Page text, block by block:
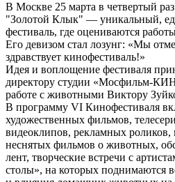
В Москве 25 марта в четвертый
"Золотой Клык" — уникальный,
фестиваль, где оцениваются
Его девизом стал лозунг: «Мы
здравствует кинофестиваль!»
Идея и воплощение фестиваля
директору студии «Мосфильм-
работе с животными Виктору
В программу VI Кинофестиваля
художественных фильмов,
видеоклипов, рекламных роликов,
неснятых фильмов о животных,
лент, творческие встречи с
столы», на которых поднимаются